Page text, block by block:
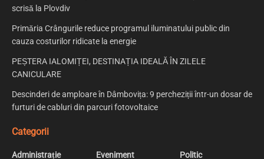
scrisă la Plovdiv
Primăria Crângurile reduce programul iluminatului public din
cauza costurilor ridicate la energie
PEȘTERA IALOMIȚEI, DESTINAȚIA IDEALĂ ÎN ZILELE
CANICULARE
Descinderi de amploare în Dâmbovița: 9 percheziții într-un dosar de
furturi de cabluri din parcuri fotovoltaice
Categorii
Administrație Eveniment Politic